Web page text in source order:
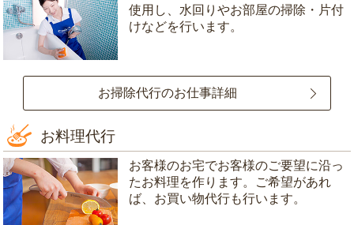
使用し、水回りやお部屋の掃除・片付
けなどを行います。
お掃除代行のお仕事詳細
お料理代行
お客様のお宅でお客様のご要望に沿っ
たお料理を作ります。ご希望があれ
ば、お買い物代行も行います。